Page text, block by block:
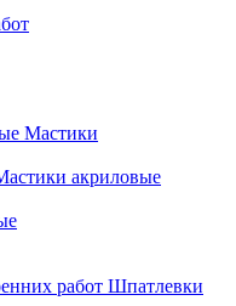
Мастики
акриловые
Шпатлевки